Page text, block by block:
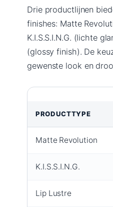
Drie productlijnen
finishes: Matte
K.I.S.S.I.N.G. (lichte
(glossy finish). De
gewenste look en
PRODUCTTYPE
Matte Revolution
K.I.S.S.I.N.G.
Lip Lustre